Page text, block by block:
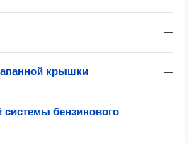
—
—
крышки
—
бензинового